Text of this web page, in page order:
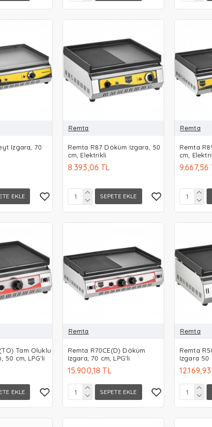
Izgara, 70
EKLE
Remta
Remta R87 Döküm Izgara, 50
cm, Elektrikli
8.393,06 TL
SEPETE EKLE
Remta
Remta
cm,
9.667,56
Tam Oluklu
50 cm, LPG'li
EKLE
Remta
Remta R70CE(D) Döküm
Izgara, 70 cm, LPG'li
15.900,18 TL
SEPETE EKLE
Remta
Remta
Izgara 50